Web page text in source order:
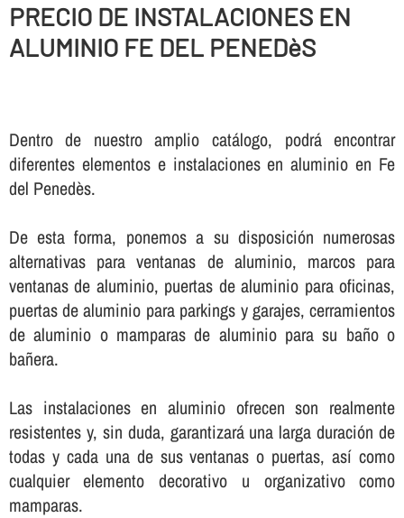
PRECIO DE INSTALACIONES EN
ALUMINIO FE DEL PENEDèS
Dentro de nuestro amplio catálogo, podrá encontrar
diferentes elementos e instalaciones en aluminio en Fe
del Penedès.
De esta forma, ponemos a su disposición numerosas
alternativas para ventanas de aluminio, marcos para
ventanas de aluminio, puertas de aluminio para oficinas,
puertas de aluminio para parkings y garajes, cerramientos
de aluminio o mamparas de aluminio para su baño o
bañera.
Las instalaciones en aluminio ofrecen son realmente
resistentes y, sin duda, garantizará una larga duración de
todas y cada una de sus ventanas o puertas, así­ como
cualquier elemento decorativo u organizativo como
mamparas.